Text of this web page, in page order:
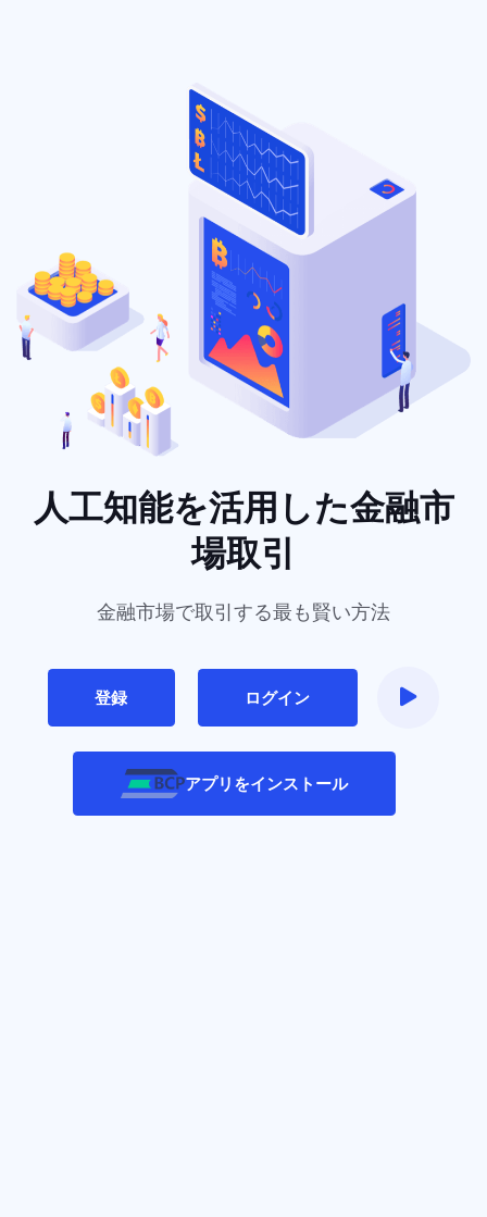
人工知能を活用した金融市
場取引
金融市場で取引する最も賢い方法
登録 ログイン
アプリをインストール